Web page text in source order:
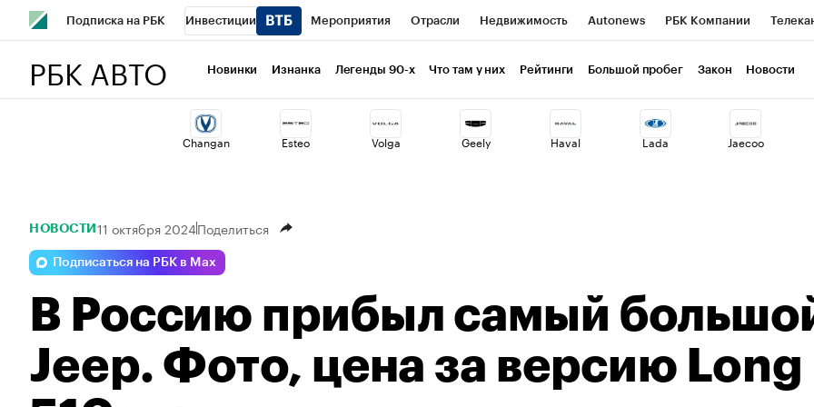
Подписка на РБК Инвестиции Мероприятия Отрасли Недвижимость Autonews РБК Компании
Национальные проекты
РБК Бизнес-среда Дискуссионный клуб Исследования Кредитные рейтинги Франшизы Газета Спецпроекты
Проверка контрагентов Политика Экономика Бизнес Технологии и медиа Финансы Рынок
РБК АВТО Новинки Изнанка Легенды 90-х Что там у них Рейтинги Большой пробег Закон Новости
Changan Esteo Volga Geely Haval Lada Jaecoo
НОВОСТИ 11 октября 2024Поделиться
Подписаться на РБК в Max
В Россию прибыл самый
Jeep. Фото, цена за версию Long